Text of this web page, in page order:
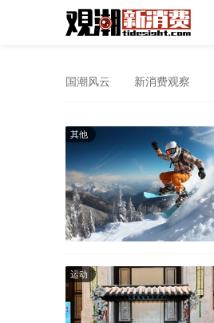
国潮风云 新消费观察
其他
运动